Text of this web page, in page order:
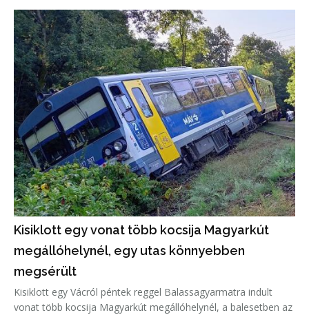
Kisiklott egy vonat több kocsija Magyarkút
megállóhelynél, egy utas könnyebben
megsérült
Kisiklott egy Vácról péntek reggel Balassagyarmatra indult
vonat több kocsija Magyarkút megállóhelynél, a balesetben az